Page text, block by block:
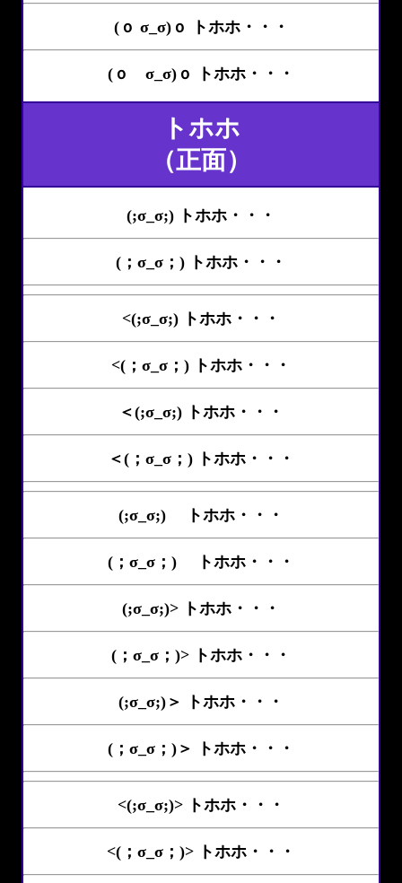
(ｏ σ_σ)ｏ トホホ・・・
(ｏ σ_σ)ｏ トホホ・・・
トホホ
（正面）
(;σ_σ;) トホホ・・・
(；σ_σ；) トホホ・・・
<(;σ_σ;) トホホ・・・
<(；σ_σ；) トホホ・・・
＜(;σ_σ;) トホホ・・・
＜(；σ_σ；) トホホ・・・
(;σ_σ;)ゝ トホホ・・・
(；σ_σ；)ゝ トホホ・・・
(;σ_σ;)> トホホ・・・
(；σ_σ；)> トホホ・・・
(;σ_σ;)＞ トホホ・・・
(；σ_σ；)＞ トホホ・・・
<(;σ_σ;)> トホホ・・・
<(；σ_σ；)> トホホ・・・